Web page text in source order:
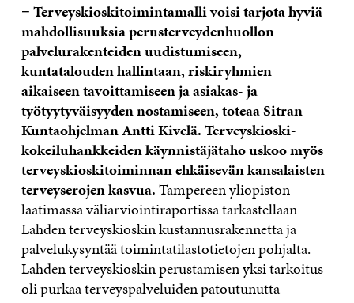
− Terveyskioskitoimintamalli voisi tarjota hyviä
mahdollisuuksia perusterveydenhuollon
palvelurakenteiden uudistumiseen,
kuntatalouden hallintaan, riskiryhmien
aikaiseen tavoittamiseen ja asiakas- ja
työtyytyväisyyden nostamiseen, toteaa Sitran
Kuntaohjelman Antti Kivelä. Terveyskioski-
kokeiluhankkeiden käynnistäjätaho uskoo myös
terveyskioskitoiminnan ehkäisevän kansalaisten
terveyserojen kasvua.Tampereen yliopiston
laatimassa väliarviointiraportissa tarkastellaan
Lahden terveyskioskin kustannusrakennetta ja
palvelukysyntää toimintatilastotietojen pohjalta.
Lahden terveyskioskin perustamisen yksi tarkoitus
oli purkaa terveyspalveluiden patoutunutta